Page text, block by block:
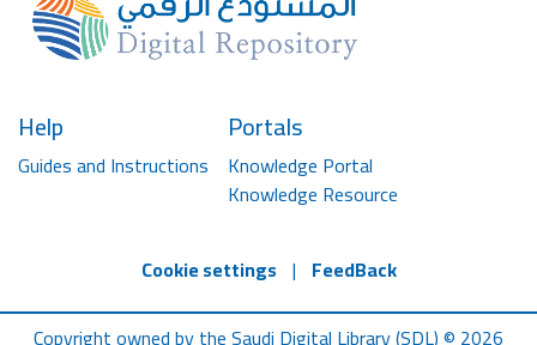
Help
Guides and Instructions
Portals
Knowledge Portal
Knowledge Resource
Cookie settings | FeedBack
Copyright owned by the Saudi Digital Library (SDL) © 2026